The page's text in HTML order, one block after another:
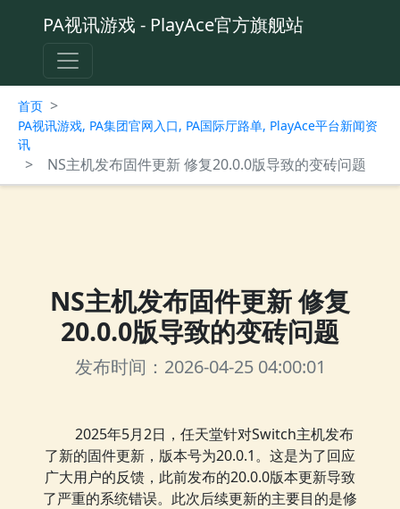
PA视讯游戏 - PlayAce官方旗舰站
首页 >
PA视讯游戏, PA集团官网入口, PA国际厅路单, PlayAce平台新闻资
讯
> NS主机发布固件更新 修复20.0.0版导致的变砖问题
NS主机发布固件更新 修复
20.0.0版导致的变砖问题
发布时间：2026-04-25 04:00:01
2025年5月2日，任天堂针对Switch主机发布
了新的固件更新，版本号为20.0.1。这是为了回应
广大用户的反馈，此前发布的20.0.0版本更新导致
了严重的系统错误。此次后续更新的主要目的是修